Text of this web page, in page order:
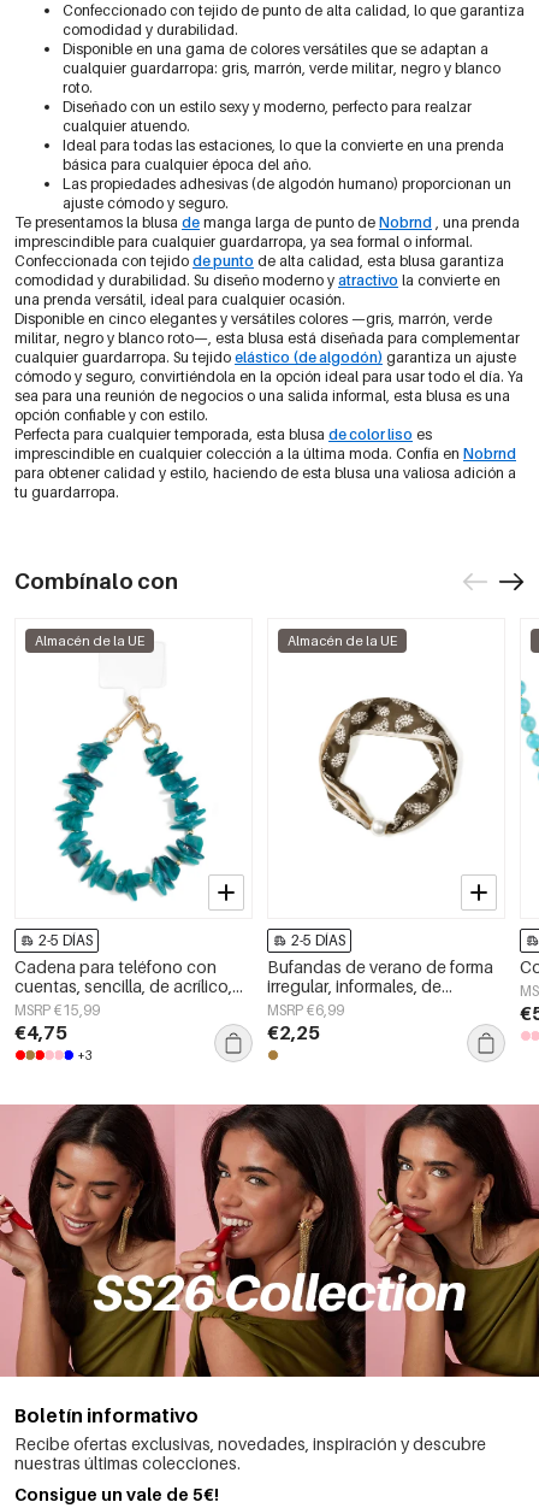
Confeccionado con tejido de punto de alta calidad, lo que garantiza
comodidad y durabilidad.
Disponible en una gama de colores versátiles que se adaptan a
cualquier guardarropa: gris, marrón, verde militar, negro y blanco
roto.
Diseñado con un estilo sexy y moderno, perfecto para realzar
cualquier atuendo.
Ideal para todas las estaciones, lo que la convierte en una prenda
básica para cualquier época del año.
Las propiedades adhesivas (de algodón humano) proporcionan un
ajuste cómodo y seguro.
Te presentamos la blusa de manga larga de punto de Nobrnd , una prenda
imprescindible para cualquier guardarropa, ya sea formal o informal.
Confeccionada con tejido de punto de alta calidad, esta blusa garantiza
comodidad y durabilidad. Su diseño moderno y atractivo la convierte en
una prenda versátil, ideal para cualquier ocasión.
Disponible en cinco elegantes y versátiles colores —gris, marrón, verde
militar, negro y blanco roto—, esta blusa está diseñada para complementar
cualquier guardarropa. Su tejido elástico (de algodón) garantiza un ajuste
cómodo y seguro, convirtiéndola en la opción ideal para usar todo el día. Ya
sea para una reunión de negocios o una salida informal, esta blusa es una
opción confiable y con estilo.
Perfecta para cualquier temporada, esta blusa de color liso es
imprescindible en cualquier colección a la última moda. Confía en Nobrnd
para obtener calidad y estilo, haciendo de esta blusa una valiosa adición a
tu guardarropa.
Combínalo con
Almacén de la UE
2-5 DÍAS
Cadena para teléfono con
cuentas, sencilla, de acrílico,
accesorio diario.
MSRP €15,99
€4,75
+3
Almacén de la UE
2-5 DÍAS
Bufandas de verano de forma
irregular, informales, de
poliéster, para uso diario.
MSRP €6,99
€2,25
Boletín informativo
Recibe ofertas exclusivas, novedades, inspiración y descubre
nuestras últimas colecciones.
Consigue un vale de 5€!